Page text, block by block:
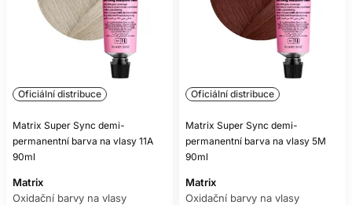
Oficiální distribuce
Matrix Super Sync demi-
permanentní barva na vlasy 11A
90ml
Matrix
Oxidační barvy na vlasy
Oficiální distribuce
Matrix Super Sync demi-
permanentní barva na vlasy 5M
90ml
Matrix
Oxidační barvy na vlasy